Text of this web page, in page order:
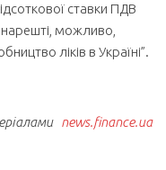
ставки ПДВ
нарешті, можливо,
ліків в Україні”.
news.finance.ua